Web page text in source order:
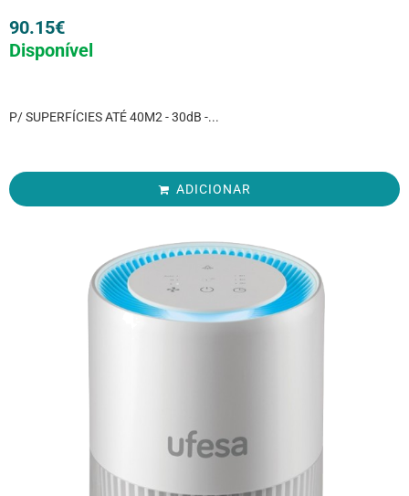
90.15€
Disponível
P/ SUPERFÍCIES ATÉ 40M2 - 30dB -...
ADICIONAR